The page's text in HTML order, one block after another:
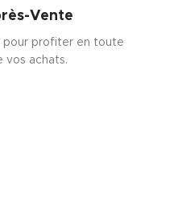
Vente
pour profiter en toute
vos achats.